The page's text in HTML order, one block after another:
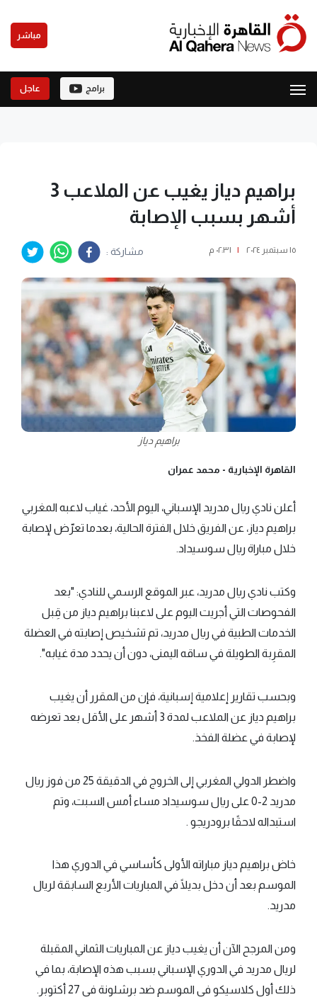
مباشر
برامج عاجل
براهيم دياز يغيب عن الملاعب 3
أشهر بسبب الإصابة
١٥ سبتمبر ٢٠٢٤ | ٠٢:٣١ م مشاركة :
براهيم دياز
القاهرة الإخبارية - محمد عمران
أعلن نادي ريال مدريد الإسباني، اليوم الأحد، غياب لاعبه المغربي
براهيم دياز، عن الفريق خلال الفترة الحالية، بعدما تعرّض لإصابة
خلال مباراة ريال سوسيداد.
وكتب نادي ريال مدريد، عبر الموقع الرسمي للنادي: "بعد
الفحوصات التي أجريت اليوم على لاعبنا براهيم دياز من قِبل
الخدمات الطبية في ريال مدريد، تم تشخيص إصابته في العضلة
المقرِبة الطويلة في ساقه اليمنى، دون أن يحدد مدة غيابه".
وبحسب تقارير إعلامية إسبانية، فإن من المقرر أن يغيب
براهيم دياز عن الملاعب لمدة 3 أشهر على الأقل بعد تعرضه
لإصابة في عضلة الفخذ.
واضطر الدولي المغربي إلى الخروج في الدقيقة 25 من فوز ريال
مدريد 2-0 على ريال سوسيداد مساء أمس السبت، وتم
استبداله لاحقًا برودريجو .
خاض براهيم دياز مباراته الأولى كأساسي في الدوري هذا
الموسم بعد أن دخل بديلًا في المباريات الأربع السابقة لريال
مدريد.
ومن المرجح الآن أن يغيب دياز عن المباريات الثماني المقبلة
لريال مدريد في الدوري الإسباني بسبب هذه الإصابة، بما في
ذلك أول كلاسيكو في الموسم ضد برشلونة في 27 أكتوبر.